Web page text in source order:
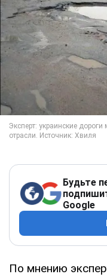
Будьте
Google
По мнению